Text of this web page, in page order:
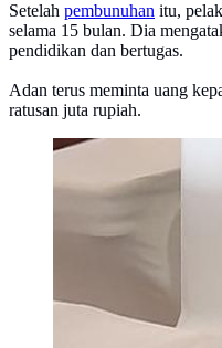
Setelah pembunuhan itu,
selama 15 bulan. Dia
pendidikan dan bertugas.
Adan terus meminta uang
ratusan juta rupiah.